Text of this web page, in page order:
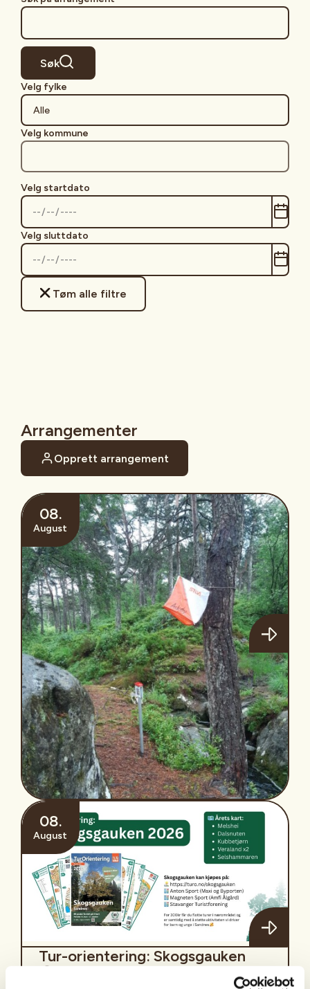
bør tas ved planlegging av
Søk
Velg fylke
Velg kommune
Velg startdato
Velg sluttdato
Tøm alle filtre
Arrangementer
Opprett arrangement
08.
August
Turorientering på Askøy
Askøy, Askøy
08. August 2026 - 01. September 2026
08:00 - 23:59
Tur o på Askøy. Poster ligger ute på FRomreide,
Berland og Hanevik. (Rød og svarte løyper. Grønn
løype(gratis) Stormyra (lysløypen) og Haugland
skole. Tur o high five. 5 x poster plassert på fjell
08.
August
Tur-orientering: Skogsgauken